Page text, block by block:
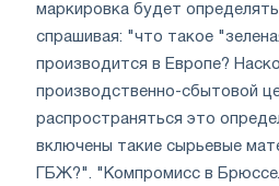
маркировка будет
спрашивая: "что такое
производится в Европе?
производственно-сбытовой
распространяться это
включены такие сырьевые
ГБЖ?". "Компромисс в